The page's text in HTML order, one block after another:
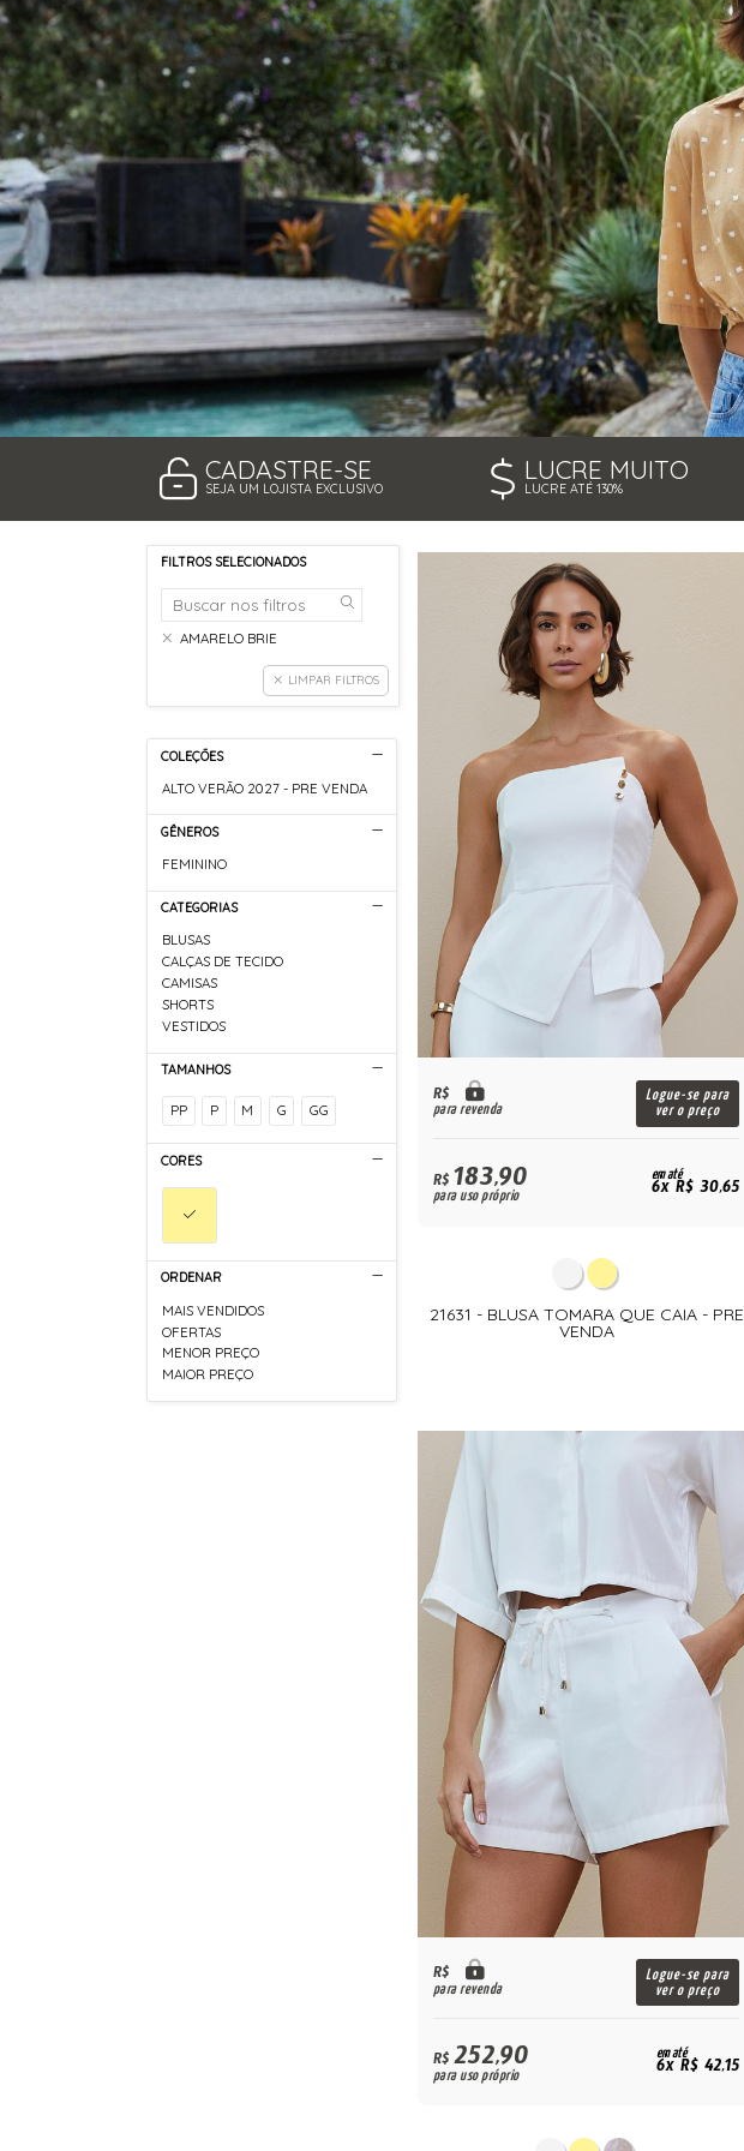
CAMISAS
CONJUNTOS
CROPPED
JAQUETAS
MACACÃO E MACAQUINHO
SAIAS
SHORTS
TOPPER
VESTIDOS
CADASTRE-SE
SEJA UM LOJISTA EXCLUSIVO
LUCRE MUITO
LUCRE ATÉ 130%
FILTROS SELECIONADOS
AMARELO BRIE
LIMPAR FILTROS
COLEÇÕES
ALTO VERÃO 2027 - PRE VENDA
GÊNEROS
FEMININO
CATEGORIAS
BLUSAS
CALÇAS DE TECIDO
CAMISAS
SHORTS
VESTIDOS
TAMANHOS
PP P M G GG
CORES
ORDENAR
MAIS VENDIDOS
OFERTAS
MENOR PREÇO
MAIOR PREÇO
R$
para revenda
Logue-se para
ver o preço
R$183,90
para uso próprio
em até
6x R$ 30,65
21631 - BLUSA TOMARA QUE CAIA - PRE
VENDA
R$
para revenda
Logue-se para
ver o preço
R$252,90
para uso próprio
em até
6x R$ 42,15